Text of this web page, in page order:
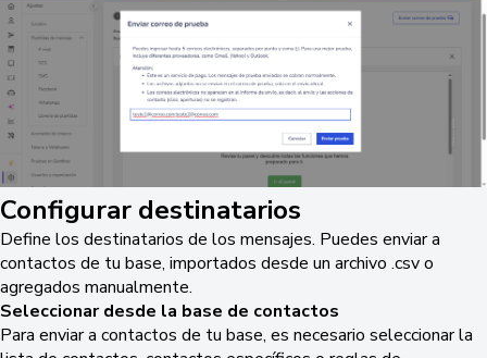
Configurar destinatarios
Define los destinatarios de los mensajes. Puedes enviar a
contactos de tu base, importados desde un archivo .csv o
agregados manualmente.
Seleccionar desde la base de contactos
Para enviar a contactos de tu base, es necesario seleccionar la